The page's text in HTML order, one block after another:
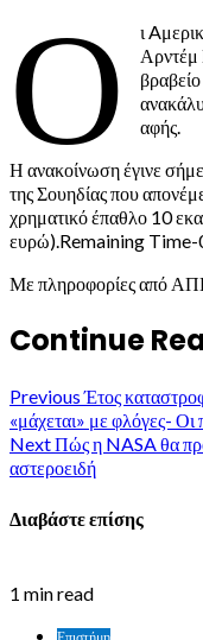
Ο
ι
Αρντέμ
αφής.
Η ανακοίνωση έγινε
της Σουηδίας που
χρηματικό έπαθλο 10
ευρώ).Remaining
Με πληροφορίες από
Continue
PreviousΈτος
«μάχεται» με φλόγες- Οι
NextΠώς η NASA θα
αστεροειδή
Διαβάστε επίσης
1 min read